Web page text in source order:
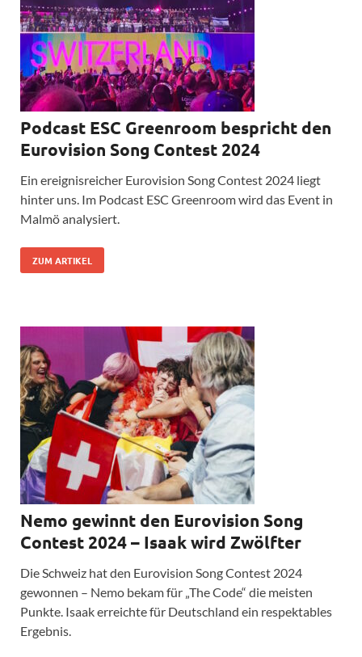
Podcast ESC Greenroom bespricht den
Eurovision Song Contest 2024
Ein ereignisreicher Eurovision Song Contest 2024 liegt
hinter uns. Im Podcast ESC Greenroom wird das Event in
Malmö analysiert.
ZUM ARTIKEL
Nemo gewinnt den Eurovision Song
Contest 2024 – Isaak wird Zwölfter
Die Schweiz hat den Eurovision Song Contest 2024
gewonnen – Nemo bekam für „The Code“ die meisten
Punkte. Isaak erreichte für Deutschland ein respektables
Ergebnis.